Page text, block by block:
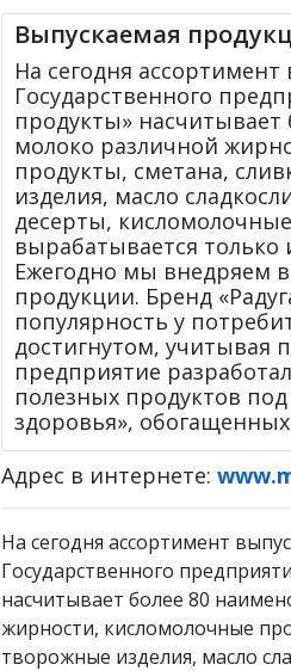
Выпускаемая
На сегодня
Государственного
продукты»
молоко различной
продукты, сметана,
изделия, масло
десерты,
вырабатывается только
Ежегодно мы внедряем
продукции. Бренд
популярность у
достигнутом, учитывая
предприятие
полезных продуктов
здоровья»,
Адрес в интернете:
На сегодня ассортимент
Государственного
насчитывает более 80
жирности, кисломолочные
творожные изделия, масло